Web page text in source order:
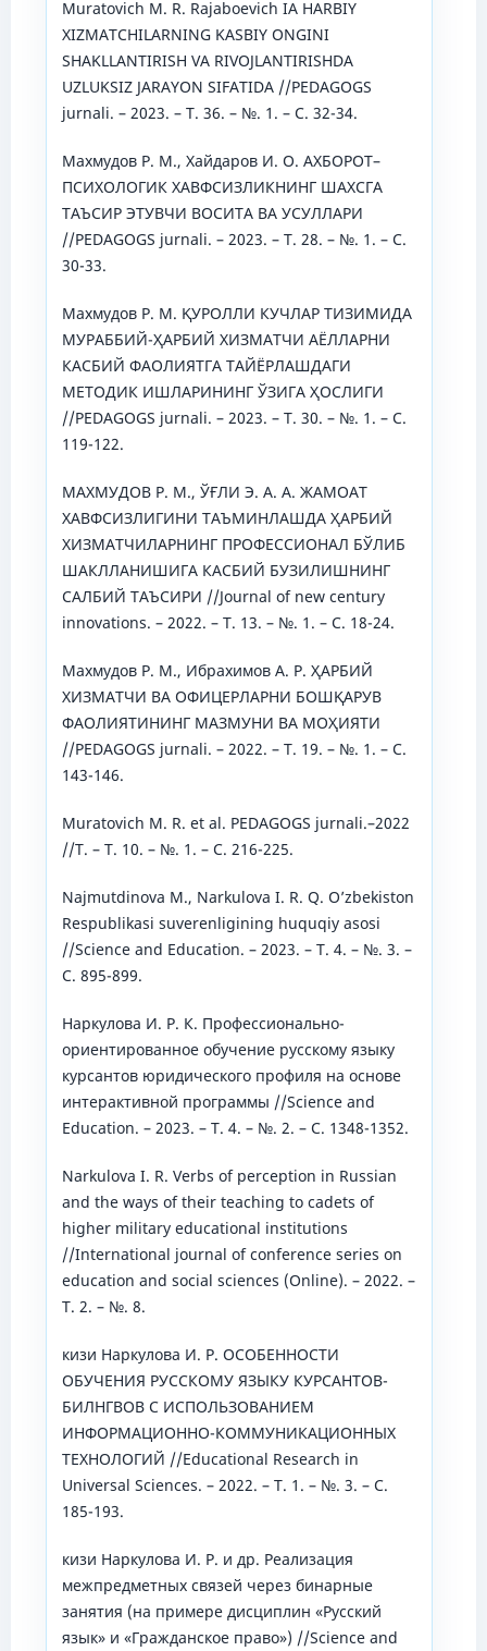
Muratovich M. R. Rajaboevich IA HARBIY
XIZMATCHILARNING KASBIY ONGINI
SHAKLLANTIRISH VA RIVOJLANTIRISHDA
UZLUKSIZ JARAYON SIFATIDA //PEDAGOGS
jurnali. – 2023. – Т. 36. – №. 1. – С. 32-34.
Махмудов Р. М., Хайдаров И. О. АХБОРОТ–
ПСИХОЛОГИК ХАВФСИЗЛИКНИНГ ШАХСГА
ТАЪСИР ЭТУВЧИ ВОСИТА ВА УСУЛЛАРИ
//PEDAGOGS jurnali. – 2023. – Т. 28. – №. 1. – С.
30-33.
Махмудов Р. М. ҚУРОЛЛИ КУЧЛАР ТИЗИМИДА
МУРАББИЙ-ҲАРБИЙ ХИЗМАТЧИ АЁЛЛАРНИ
КАСБИЙ ФАОЛИЯТГА ТАЙЁРЛАШДАГИ
МЕТОДИК ИШЛАРИНИНГ ЎЗИГА ҲОСЛИГИ
//PEDAGOGS jurnali. – 2023. – Т. 30. – №. 1. – С.
119-122.
МАХМУДОВ Р. М., ЎҒЛИ Э. А. А. ЖАМОАТ
ХАВФСИЗЛИГИНИ ТАЪМИНЛАШДА ҲАРБИЙ
ХИЗМАТЧИЛАРНИНГ ПРОФЕССИОНАЛ БЎЛИБ
ШАКЛЛАНИШИГА КАСБИЙ БУЗИЛИШНИНГ
САЛБИЙ ТАЪСИРИ //Journal of new century
innovations. – 2022. – Т. 13. – №. 1. – С. 18-24.
Махмудов Р. М., Ибрахимов А. Р. ҲАРБИЙ
ХИЗМАТЧИ ВА ОФИЦЕРЛАРНИ БОШҚАРУВ
ФАОЛИЯТИНИНГ МАЗМУНИ ВА МОҲИЯТИ
//PEDAGOGS jurnali. – 2022. – Т. 19. – №. 1. – С.
143-146.
Muratovich M. R. et al. PEDAGOGS jurnali.–2022
//Т. – Т. 10. – №. 1. – С. 216-225.
Najmutdinova M., Narkulova I. R. Q. O’zbekiston
Respublikasi suverenligining huquqiy asosi
//Science and Education. – 2023. – Т. 4. – №. 3. –
С. 895-899.
Наркулова И. Р. К. Профессионально-
ориентированное обучение русскому языку
курсантов юридического профиля на основе
интерактивной программы //Science and
Education. – 2023. – Т. 4. – №. 2. – С. 1348-1352.
Narkulova I. R. Verbs of perception in Russian
and the ways of their teaching to cadets of
higher military educational institutions
//International journal of conference series on
education and social sciences (Online). – 2022. –
Т. 2. – №. 8.
кизи Наркулова И. Р. ОСОБЕННОСТИ
ОБУЧЕНИЯ РУССКОМУ ЯЗЫКУ КУРСАНТОВ-
БИЛНГВОВ С ИСПОЛЬЗОВАНИЕМ
ИНФОРМАЦИОННО-КОММУНИКАЦИОННЫХ
ТЕХНОЛОГИЙ //Educational Research in
Universal Sciences. – 2022. – Т. 1. – №. 3. – С.
185-193.
кизи Наркулова И. Р. и др. Реализация
межпредметных связей через бинарные
занятия (на примере дисциплин «Русский
язык» и «Гражданское право») //Science and